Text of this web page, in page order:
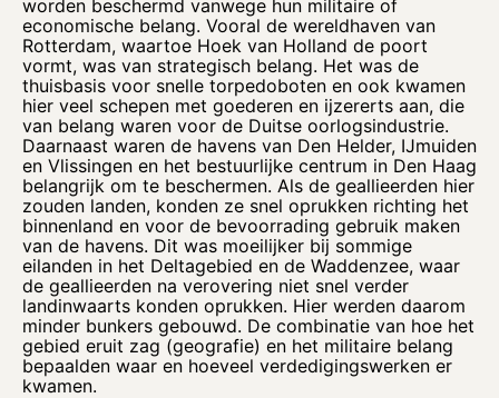
worden beschermd vanwege hun militaire of
economische belang. Vooral de wereldhaven van
Rotterdam, waartoe Hoek van Holland de poort
vormt, was van strategisch belang. Het was de
thuisbasis voor snelle torpedoboten en ook kwamen
hier veel schepen met goederen en ijzererts aan, die
van belang waren voor de Duitse oorlogsindustrie.
Daarnaast waren de havens van Den Helder, IJmuiden
en Vlissingen en het bestuurlijke centrum in Den Haag
belangrijk om te beschermen. Als de geallieerden hier
zouden landen, konden ze snel oprukken richting het
binnenland en voor de bevoorrading gebruik maken
van de havens. Dit was moeilijker bij sommige
eilanden in het Deltagebied en de Waddenzee, waar
de geallieerden na verovering niet snel verder
landinwaarts konden oprukken. Hier werden daarom
minder bunkers gebouwd. De combinatie van hoe het
gebied eruit zag (geografie) en het militaire belang
bepaalden waar en hoeveel verdedigingswerken er
kwamen.